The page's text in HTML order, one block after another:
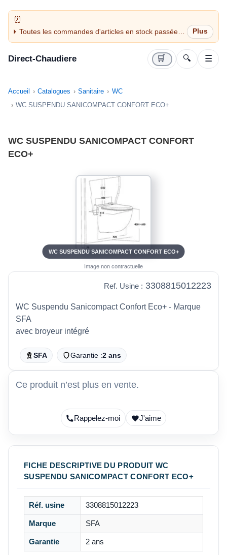
Toutes les commandes d'articles en stock passées
avant 14H sont expédiées le jour même (jours
Direct-Chaudiere 🛒 🔍 ☰
Accueil Catalogues Sanitaire
WC
WC SUSPENDU SANICOMPACT CONFORT ECO+
WC SUSPENDU SANICOMPACT CONFORT
ECO+
WC SUSPENDU SANICOMPACT CONFORT ECO+
Image non contractuelle
Ref. Usine : 3308815012223
WC Suspendu Sanicompact Confort Eco+ - Marque
SFA
avec broyeur intégré
SFA Garantie :2 ans
Ce produit n’est plus en vente.
Rappelez-moi J'aime
FICHE DESCRIPTIVE DU PRODUIT WC
SUSPENDU SANICOMPACT CONFORT ECO+
Réf. usine 3308815012223
Marque SFA
Garantie 2 ans